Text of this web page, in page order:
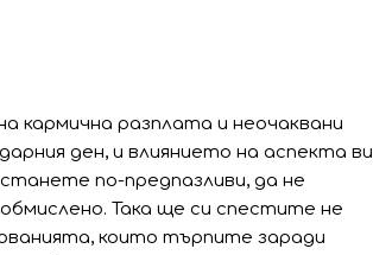
кармична разплата и неочаквани
ден, и влиянието на аспекта ви
по-предпазливи, да не
Така ще си спестите не
които търпите заради